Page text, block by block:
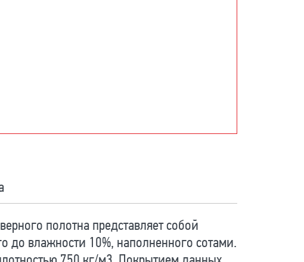
полотна представляет собой
до влажности 10%, наполненного сотами.